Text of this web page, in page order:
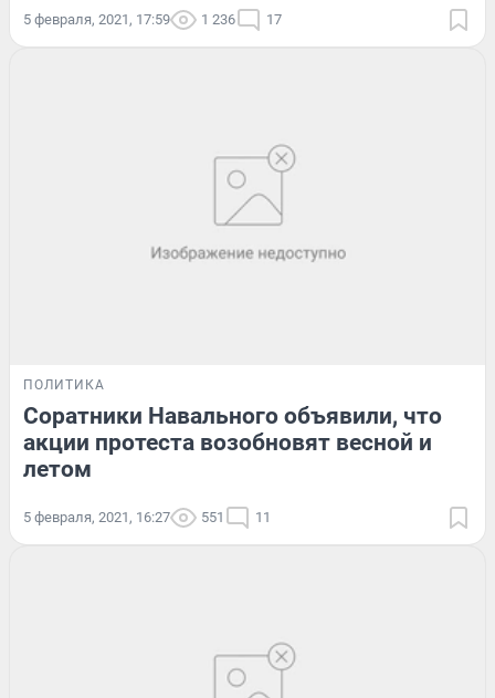
5 февраля, 2021, 17:59 1 236 17
ПОЛИТИКА
Соратники Навального объявили, что
акции протеста возобновят весной и
летом
5 февраля, 2021, 16:27 551 11